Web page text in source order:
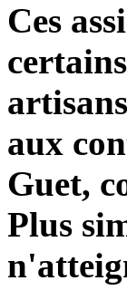
Ces
aux
Guet,
Plus